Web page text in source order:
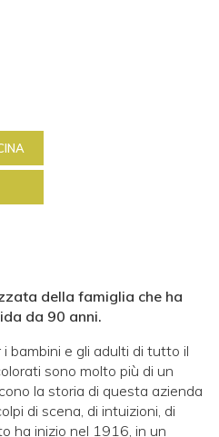
della famiglia che ha
da 90 anni.
bambini e gli adulti di tutto il
sono molto più di un
la storia di questa azienda
di scena, di intuizioni, di
ha inizio nel 1916, in un